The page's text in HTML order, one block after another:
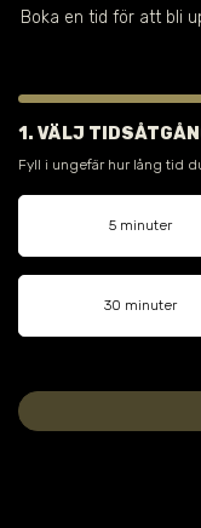
Boka en tid för att bli
1. VÄLJ
Fyll i ungefär hur lång tid
5 minuter
30 minuter